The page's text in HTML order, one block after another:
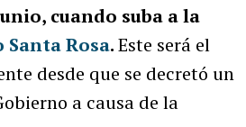
cuando suba a la
Santa Rosa.Este será el
desde que se decretó un
a causa de la